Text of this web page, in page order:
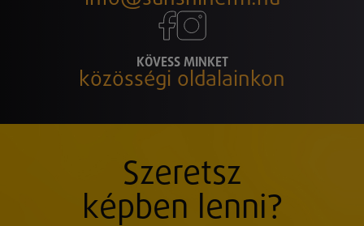
KÖVESS MINKET
közösségi oldalainkon
Szeretsz
képben lenni?